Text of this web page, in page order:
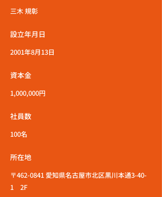
三木 規彰
設立年月日
2001年8月13日
資本金
1,000,000円
社員数
100名
所在地
〒462-0841 愛知県名古屋市北区黒川本通3-40-
1 2F